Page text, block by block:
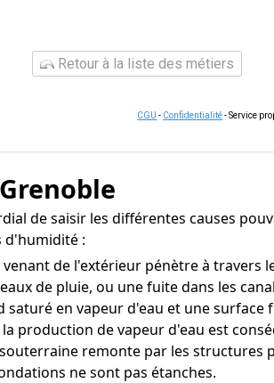
Retour à la liste des métiers
CGU - Confidentialité- Service
de saisir les différentes causes
d'humidité :
de l'extérieur pénètre à travers
de pluie, ou une fuite dans les
en vapeur d'eau et une
production de vapeur d'eau est
remonte par les structures
ne sont pas étanches.